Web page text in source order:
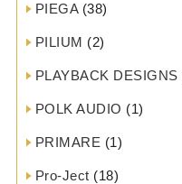
PIEGA(38)
PILIUM (2)
PLAYBACK DESIGNS
POLK AUDIO (1)
PRIMARE (1)
Pro-Ject (18)